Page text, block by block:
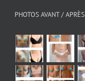
PHOTOS AVANT / APRÈS